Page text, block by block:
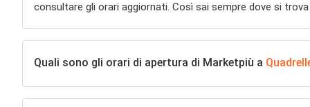
consultare gli orari aggiornati. Così sai sempre dove si
Quali sono gli orari di apertura di Marketpiù a